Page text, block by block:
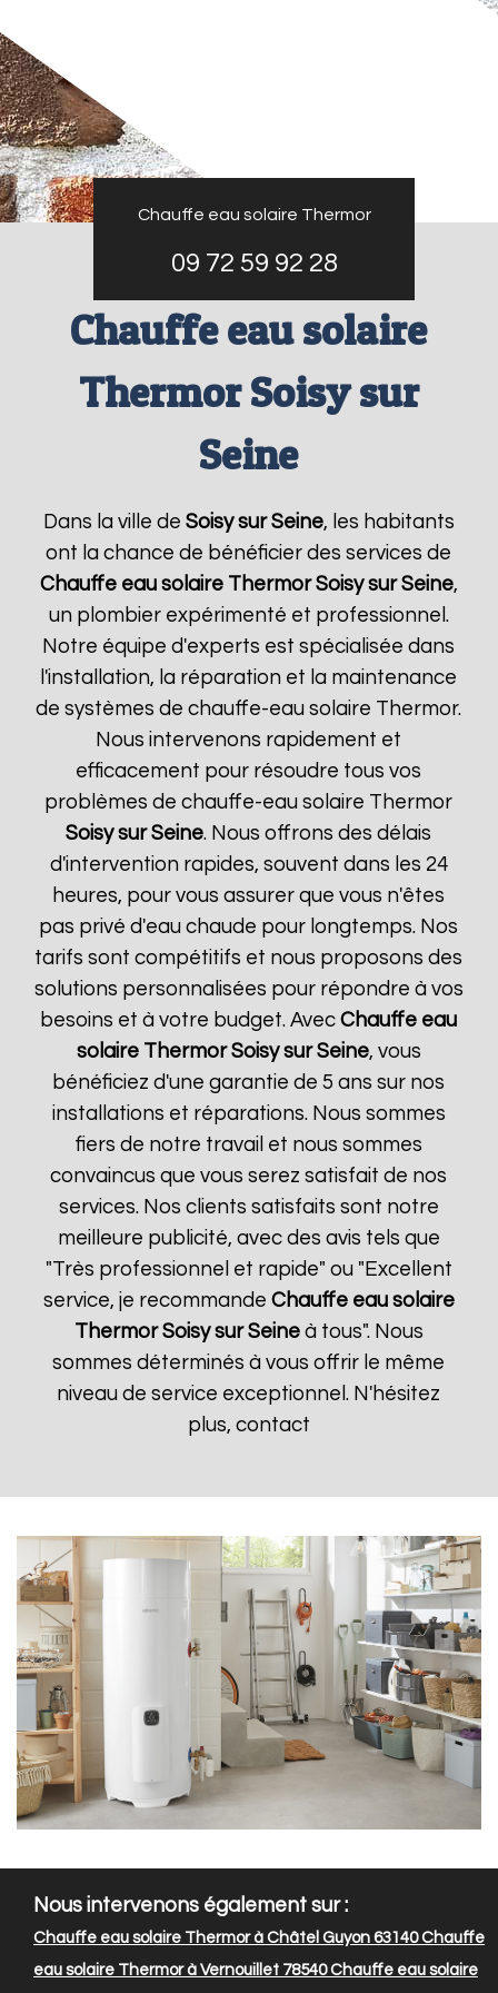
Chauffe eau solaire Thermor
09 72 59 92 28
Chauffe eau solaire
Thermor Soisy sur
Seine
Dans la ville de Soisy sur Seine, les habitants
ont la chance de bénéficier des services de
Chauffe eau solaire Thermor Soisy sur Seine,
un plombier expérimenté et professionnel.
Notre équipe d'experts est spécialisée dans
l'installation, la réparation et la maintenance
de systèmes de chauffe-eau solaire Thermor.
Nous intervenons rapidement et
efficacement pour résoudre tous vos
problèmes de chauffe-eau solaire Thermor
Soisy sur Seine. Nous offrons des délais
d'intervention rapides, souvent dans les 24
heures, pour vous assurer que vous n'êtes
pas privé d'eau chaude pour longtemps. Nos
tarifs sont compétitifs et nous proposons des
solutions personnalisées pour répondre à vos
besoins et à votre budget. AvecChauffe eau
solaire Thermor Soisy sur Seine, vous
bénéficiez d'une garantie de 5 ans sur nos
installations et réparations. Nous sommes
fiers de notre travail et nous sommes
convaincus que vous serez satisfait de nos
services. Nos clients satisfaits sont notre
meilleure publicité, avec des avis tels que
"Très professionnel et rapide" ou "Excellent
service, je recommande Chauffe eau solaire
Thermor Soisy sur Seineà tous". Nous
sommes déterminés à vous offrir le même
niveau de service exceptionnel. N'hésitez
plus, contact
Nous intervenons également sur :
Chauffe eau solaire Thermor à Châtel Guyon 63140Chauffe
eau solaire Thermor à Vernouillet 78540Chauffe eau solaire